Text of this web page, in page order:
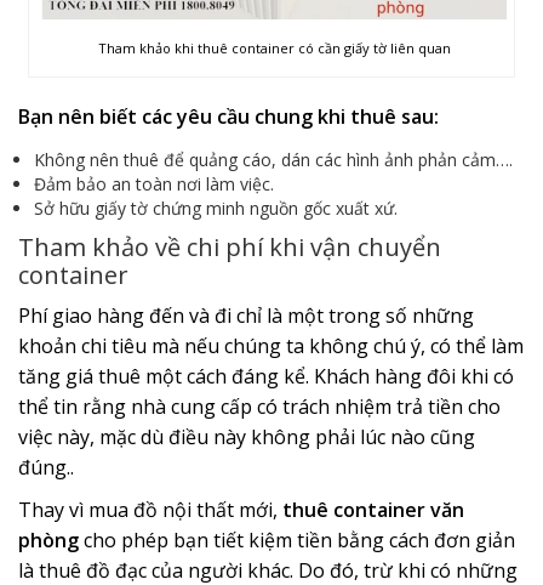
Tham khảo khi thuê container có cần giấy tờ liên quan
Bạn nên biết các yêu cầu chung khi thuê sau:
Không nên thuê để quảng cáo, dán các hình ảnh phản cảm….
Đảm bảo an toàn nơi làm việc.
Sở hữu giấy tờ chứng minh nguồn gốc xuất xứ.
Tham khảo về chi phí khi vận chuyển
container
Phí giao hàng đến và đi chỉ là một trong số những
khoản chi tiêu mà nếu chúng ta không chú ý, có thể làm
tăng giá thuê một cách đáng kể. Khách hàng đôi khi có
thể tin rằng nhà cung cấp có trách nhiệm trả tiền cho
việc này, mặc dù điều này không phải lúc nào cũng
đúng..
Thay vì mua đồ nội thất mới, thuê container văn
phòngcho phép bạn tiết kiệm tiền bằng cách đơn giản
là thuê đồ đạc của người khác. Do đó, trừ khi có những